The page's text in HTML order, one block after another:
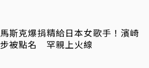
馬斯克爆捐精給日本女歌手！濱崎
步被點名 罕親上火線